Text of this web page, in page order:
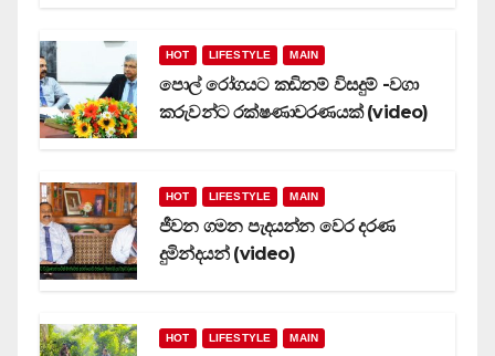
HOT LIFESTYLE MAIN
පොල් රෝගයට කඩිනම් විසදුම් -වගා
කරුවන්ට රක්ෂණාවරණයක් (video)
HOT LIFESTYLE MAIN
ජීවන ගමන පැදයන්න වෙර දරණ
දුමින්දයන් (video)
HOT LIFESTYLE MAIN